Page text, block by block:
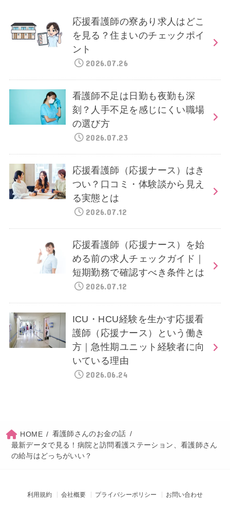
応援看護師の寮あり求人はどこ
を見る？住まいのチェックポイ
ント
2026.07.26
看護師不足は日勤も夜勤も深
刻？人手不足を感じにくい職場
の選び方
2026.07.23
応援看護師（応援ナース）はき
つい？口コミ・体験談から見え
る実態とは
2026.07.12
応援看護師（応援ナース）を始
める前の求人チェックガイド｜
短期勤務で確認すべき条件とは
2026.07.12
ICU・HCU経験を生かす応援看
護師（応援ナース）という働き
方｜急性期ユニット経験者に向
いている理由
2026.06.24
HOME
看護師さんのお金の話
最新データで見る！病院と訪問看護ステーション、看護師さん
の給与はどっちがいい？
利用規約 会社概要 プライバシーポリシー お問い合わせ